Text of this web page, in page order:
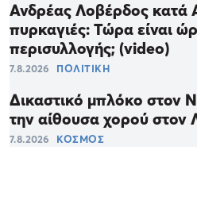
Ανδρέας Λοβέρδος κατά
πυρκαγιές: Τώρα είναι
περισυλλογής; (video)
7.8.2026 ΠΟΛΙΤΙΚΗ
Δικαστικό μπλόκο στον
την αίθουσα χορού στον
7.8.2026 ΚΟΣΜΟΣ